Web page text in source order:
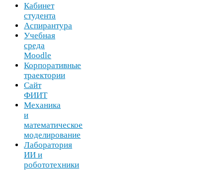
Кабинет
студента
Аспирантура
Учебная
среда
Moodle
Корпоративные
траектории
Сайт
ФИИТ
Механика
и
математическое
моделирование
Лаборатория
ИИ и
робототехники